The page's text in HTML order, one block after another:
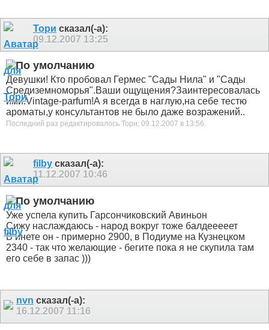
Тори сказал(-а):
09.12.2007 13:25
Девушки! Кто пробовал Гермес "Сады Нила" и "Сады
Средиземноморья".Ваши ощущения?Заинтересовалась
ими.Vintage-parfum!А я всегда в наглую,на себе тестю
ароматы,у консультантов не было даже возражений..
Последний раз редактировалось Тори; 09.12.2007 в 13:56.
filby сказал(-а):
11.12.2007 10:46
Уже успела купить Гарсончиковский Авиньон
Сижу наслаждаюсь - народ вокруг тоже балдееееет
В инете он - примерно 2900, в Подиуме на Кузнецком
2340 - так что желающие - бегите пока я не скупила там
его себе в запас )))
nvn сказал(-а):
16.12.2007 11:16